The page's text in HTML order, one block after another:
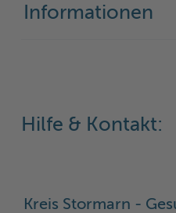
Informationen
Hilfe & Kontakt:
Kreis Stormarn -